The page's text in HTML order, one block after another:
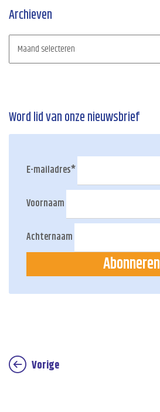
Archieven
Word lid van onze nieuwsbrief
E-mailadres*
Voornaam
Achternaam
Abonneren
Vorige